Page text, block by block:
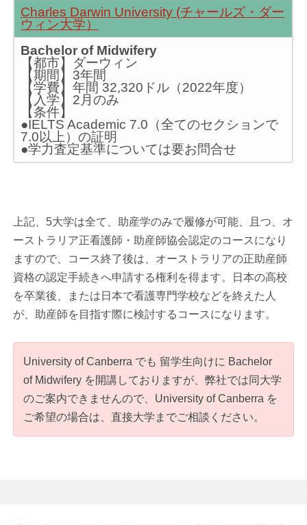
Charles Darwin University (チャールズ・ダー
ウィン大学）
Bachelor of Midwifery
【都市】ダーウィン
【期間】3年間
【学費】年間 32,320ドル（2022年度）
【入学】2月のみ
【条件】
●IELTS Academic 7.0（全てのセクションで
7.0以上）の証明
●学力査定基準については要お問合せ
上記、5大学は全て、助産学のみで履修が可能、且つ、オ
ーストラリア正看護師・助産師協会認定のコースになり
ますので、コース終了後は、オーストラリアの正助産師
資格の認定手続きへ申請する権利を得ます。日本の高校
を卒業後、または日本で看護専門学校などを終えた人
が、助産師を目指す際に検討するコースになります。
University of Canberra でも 留学生向けに Bachelor
of Midwifery を開講しておりますが、弊社では同大学
のご案内できませんので、University of Canberra を
ご希望の場合は、直接大学までご相談ください。